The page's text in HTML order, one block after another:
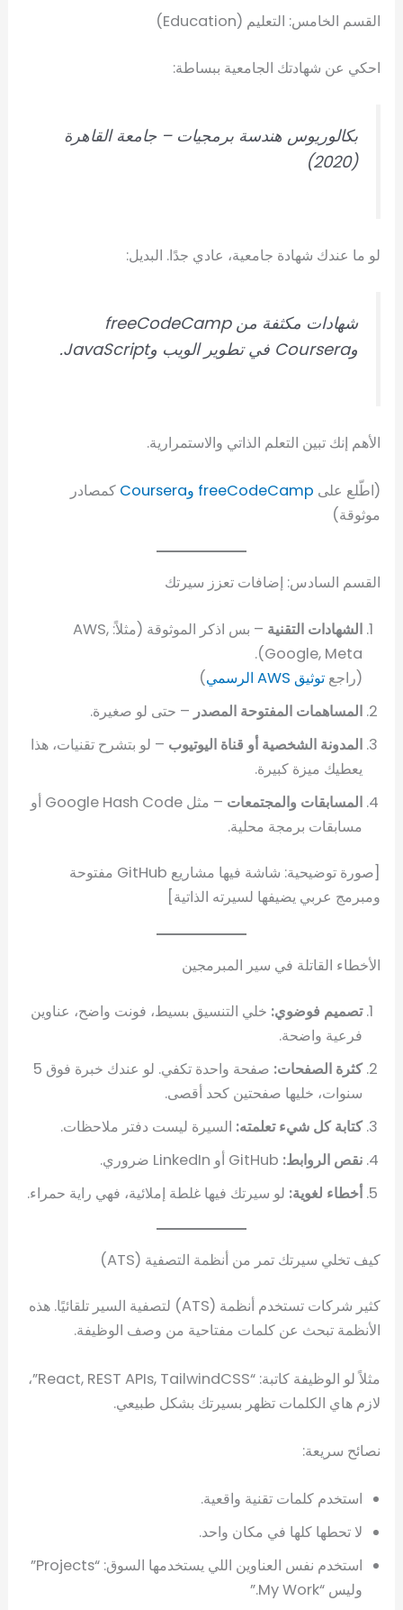
القسم الخامس: التعليم (Education)
احكي عن شهادتك الجامعية ببساطة:
بكالوريوس هندسة برمجيات – جامعة القاهرة
(2020)
لو ما عندك شهادة جامعية، عادي جدًا. البديل:
شهادات مكثفة من freeCodeCamp
وCoursera في تطوير الويب وJavaScript.
الأهم إنك تبين التعلم الذاتي والاستمرارية.
(اطّلع على freeCodeCamp وCoursera
كمصادر
موثوقة)
القسم السادس: إضافات تعزز سيرتك
الشهادات التقنية
– بس اذكر الموثوقة (مثلاً: AWS,
Google, Meta).
(راجعتوثيق AWS الرسمي
)
المساهمات المفتوحة المصدر – حتى لو صغيرة.
المدونة الشخصية أو قناة اليوتيوب – لو بتشرح تقنيات، هذا
يعطيك ميزة كبيرة.
المسابقات والمجتمعات
– مثل Google Hash Code أو
مسابقات برمجة محلية.
[صورة توضيحية: شاشة فيها مشاريع GitHub مفتوحة
ومبرمج عربي يضيفها لسيرته الذاتية]
الأخطاء القاتلة في سير المبرمجين
تصميم فوضوي: خلي التنسيق بسيط، فونت واضح، عناوين
فرعية واضحة.
كثرة الصفحات:
صفحة واحدة تكفي. لو عندك خبرة فوق 5
سنوات، خليها صفحتين كحد أقصى.
كتابة كل شيء تعلمته: السيرة ليست دفتر ملاحظات.
نقص الروابط:
أخطاء لغوية: لو سيرتك فيها غلطة إملائية، فهي راية حمراء.
كيف تخلي سيرتك تمر من أنظمة التصفية (ATS)
كثير شركات تستخدم أنظمة (ATS) لتصفية السير تلقائيًا. هذه
الأنظمة تبحث عن كلمات مفتاحية من وصف الوظيفة.
مثلاً لو الوظيفة كاتبة: “React, REST APIs, TailwindCSS”،
لازم هاي الكلمات تظهر بسيرتك بشكل طبيعي.
نصائح سريعة:
استخدم كلمات تقنية واقعية.
لا تحطها كلها في مكان واحد.
استخدم نفس العناوين اللي يستخدمها السوق: “Projects”
وليس “My Work.”